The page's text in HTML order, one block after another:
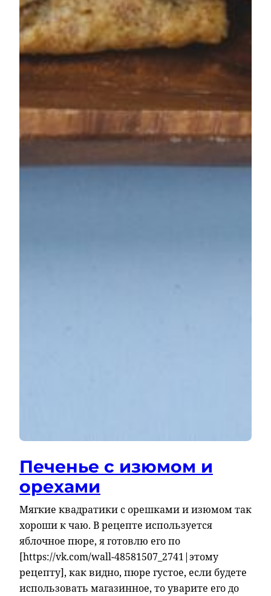
Печенье с изюмом и
орехами
Мягкие квадратики с орешками и изюмом так
хороши к чаю. В рецепте используется
яблочное пюре, я готовлю его по
[https://vk.com/wall-48581507_2741|этому
рецепту], как видно, пюре густое, если будете
использовать магазинное, то уварите его до